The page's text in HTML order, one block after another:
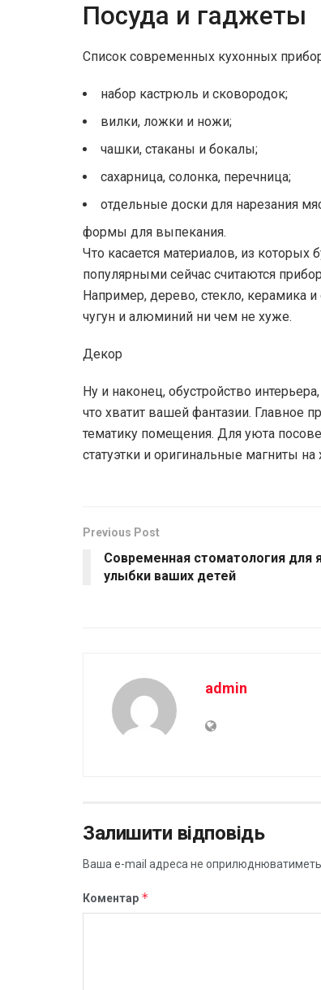
Посуда и гаджеты
Список современных кухонных
набор кастрюль и сковородок;
вилки, ложки и ножи;
чашки, стаканы и бокалы;
сахарница, солонка, перечница;
отдельные доски для нарезания
формы для выпекания.
Что касается материалов, из
популярными сейчас считаются
Например, дерево, стекло, керамика и
чугун и алюминий ни чем не хуже.
Декор
Ну и наконец, обустройство
что хватит вашей фантазии. Главное
тематику помещения. Для уюта
статуэтки и оригинальные магниты на
Previous Post
Современная стоматология для
улыбки ваших детей
admin
Залишити відповідь
Ваша e-mail адреса не
Коментар *